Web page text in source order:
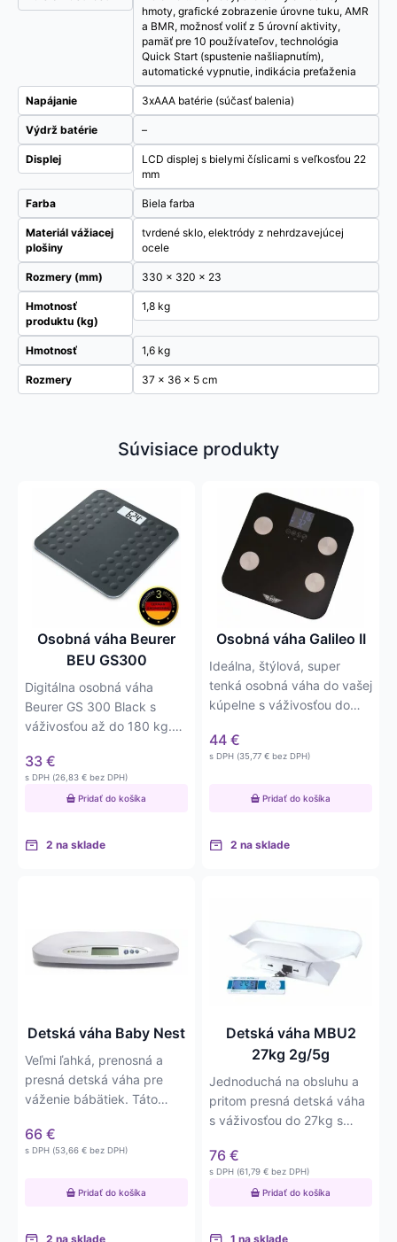
hmoty, grafické zobrazenie úrovne tuku, AMR
a BMR, možnosť voliť z 5 úrovní aktivity,
pamäť pre 10 používateľov, technológia
Quick Start (spustenie našliapnutím),
automatické vypnutie, indikácia preťaženia
Napájanie 3xAAA batérie (súčasť balenia)
Výdrž batérie –
Displej
LCD displej s bielymi číslicami s veľkosťou 22
mm
Farba Biela farba
Materiál vážiacej
plošiny
tvrdené sklo, elektródy z nehrdzavejúcej
ocele
Rozmery (mm) 330 x 320 x 23
Hmotnosť
produktu (kg)
1,8 kg
Hmotnosť 1,6 kg
Rozmery 37 × 36 × 5 cm
Súvisiace produkty
Osobná váha Beurer
BEU GS300
Digitálna osobná váha
Beurer GS 300 Black s
váživosťou až do 180 kg.
bezpečnostného…
33 €
s DPH (26,83 € bez DPH)
Pridať do košíka
2 na sklade
Osobná váha Galileo II
Ideálna, štýlová, super
tenká osobná váha do vašej
kúpelne s váživosťou do
44 €
s DPH (35,77 € bez DPH)
Pridať do košíka
2 na sklade
Detská váha Baby Nest
Veľmi ľahká, prenosná a
presná detská váha pre
váženie bábätiek. Táto
s…
66 €
s DPH (53,66 € bez DPH)
Pridať do košíka
2 na sklade
Detská váha MBU2
27kg 2g/5g
Jednoduchá na obsluhu a
pritom presná detská váha
s váživosťou do 27kg s
má…
76 €
s DPH (61,79 € bez DPH)
Pridať do košíka
1 na sklade